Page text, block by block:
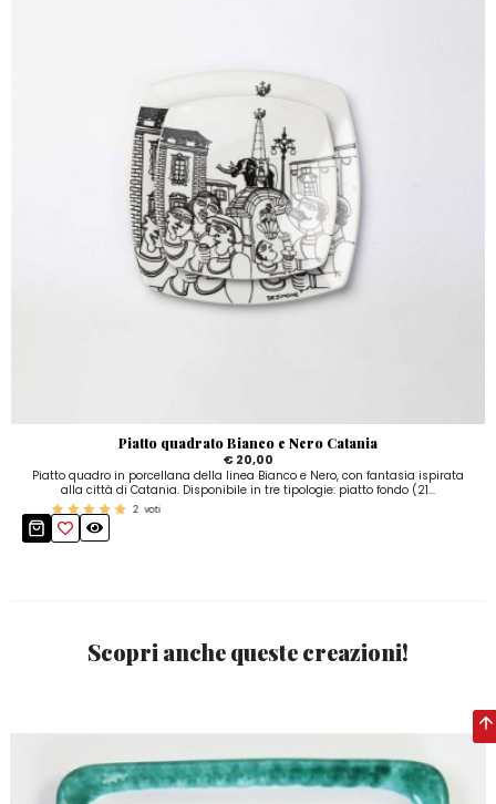
Piatto quadrato Bianco e Nero Catania
€ 20,00
Piatto quadro in porcellana della linea Bianco e Nero, con fantasia ispirata
alla città di Catania. Disponibile in tre tipologie: piatto fondo (21...
2 voti
Scopri anche queste creazioni!